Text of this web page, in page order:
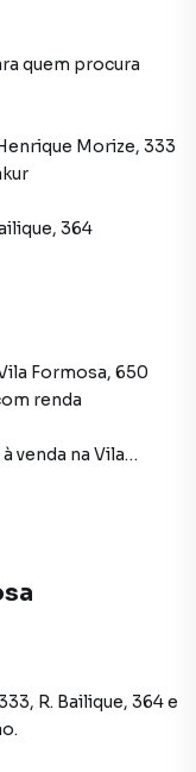
quem procura
Morize, 333
364
Formosa, 650
renda
venda na Vila
mezanino,
, R. Bailique, 364e